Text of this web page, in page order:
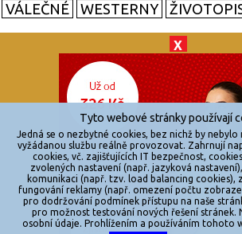
X
VÁLEČNÉ
WESTERNY
© 2026
zkouknoutfilm.cz
Všechna práva vyhrazena.
Powered by
Reklama
Sítě
Redakce
Tyto webové stránky používají
Jedná se o nezbytné cookies, bez nichž by nebylo
vyžádanou službu reálně provozovat. Zahrnují
cookies, vč. zajišťujících IT bezpečnost,
zvolených nastavení (např. jazyková
komunikaci (např. tzv. load balancing cookies),
fungování reklamy (např. omezení počtu
pro dodržování podmínek přístupu na naše
pro možnost testování nových řešení stránek.
osobní údaje. Prohlížením a používáním tohoto